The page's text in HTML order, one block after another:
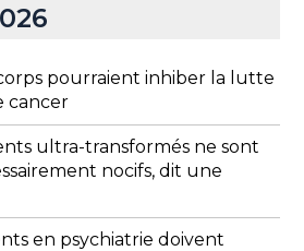
pourraient inhiber la lutte
cancer
ultra-transformés ne sont
nocifs, dit une
en psychiatrie doivent